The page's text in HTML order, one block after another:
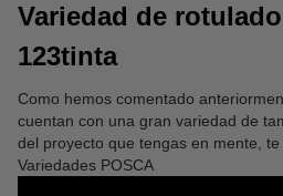
Variedad de
123tinta
Como hemos comentado
cuentan con una gran variedad de
del proyecto que tengas en mente,
Variedades POSCA